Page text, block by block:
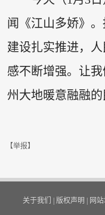
闻《江山多娇》
建设扎实推进，
感不断增强。让
州大地暖意融融的
【举报】
关于我们 版权声明 网